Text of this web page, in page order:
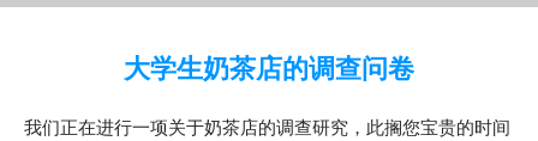
大学生奶茶店的调查问卷
我们正在进行一项关于奶茶店的调查研究，此搁您宝贵的时间